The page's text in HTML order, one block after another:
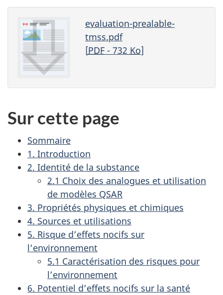
evaluation-prealable-
tmss.pdf
[PDF- 732 Ko]
Sur cette page
Sommaire
1. Introduction
2. Identité de la substance
2.1 Choix des analogues et utilisation
de modèles QSAR
3. Propriétés physiques et chimiques
4. Sources et utilisations
5. Risque d’effets nocifs sur
l’environnement
5.1 Caractérisation des risques pour
l’environnement
6. Potentiel d’effets nocifs sur la santé